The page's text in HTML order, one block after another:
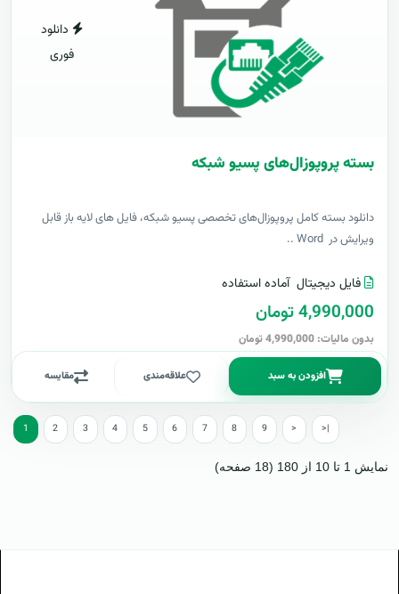
دانلود
فوری
بسته پروپوزال‌های پسیو شبکه
دانلود بسته کامل پروپوزال‌های تخصصی پسیو شبکه، فایل های لایه باز قابل
ویرایش در Word ..
فایل دیجیتال آماده استفاده
4,990,000 تومان
بدون مالیات: 4,990,000 تومان
افزودن به سبد علاقه‌مندی مقایسه
1 2 3 4 5 6 7 8 9 > >|
نمایش 1 تا 10 از 180 (18 صفحه)